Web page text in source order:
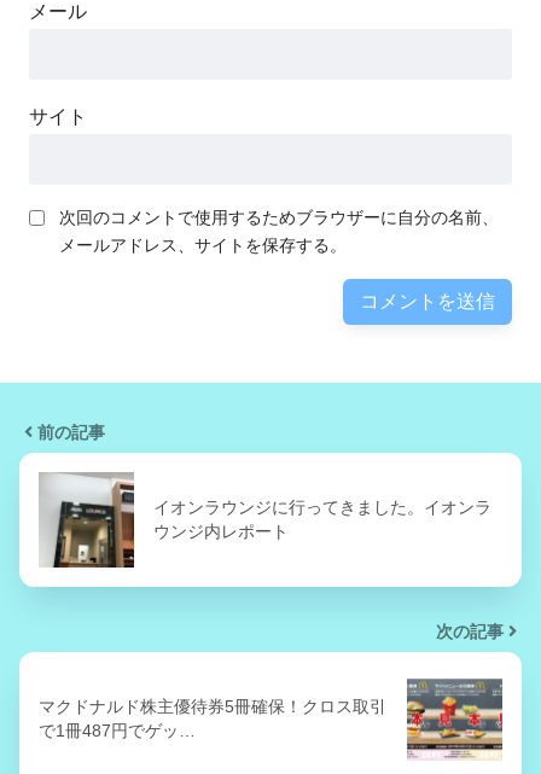
メール
サイト
次回のコメントで使用するためブラウザーに自分の名前、
メールアドレス、サイトを保存する。
前の記事
イオンラウンジに行ってきました。イオンラ
ウンジ内レポート
次の記事
マクドナルド株主優待券5冊確保！クロス取引
で1冊487円でゲッ…